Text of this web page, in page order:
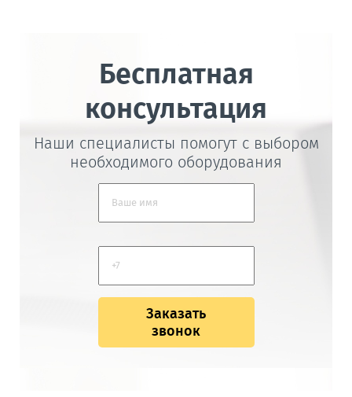
Бесплатная
консультация
Наши специалисты помогут с выбором
необходимого оборудования
Заказать
звонок